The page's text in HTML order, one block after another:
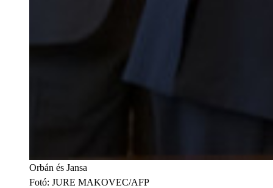
Orbán és Jansa
Fotó: JURE MAKOVEC/AFP